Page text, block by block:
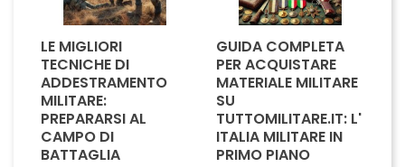
LE MIGLIORI
TECNICHE DI
ADDESTRAMENTO
MILITARE:
PREPARARSI AL
CAMPO DI
BATTAGLIA
GUIDA COMPLETA
PER ACQUISTARE
MATERIALE MILITARE
SU
TUTTOMILITARE.IT: L'
ITALIA MILITARE IN
PRIMO PIANO